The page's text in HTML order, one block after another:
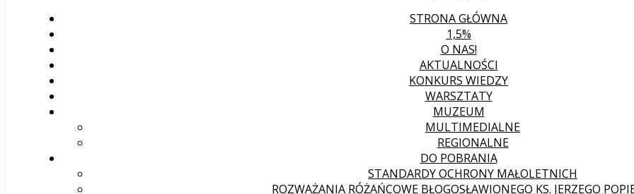
STRONA GŁÓWNA
1,5%
O NAS!
AKTUALNOŚCI
KONKURS WIEDZY
WARSZTATY
MUZEUM
MULTIMEDIALNE
REGIONALNE
DO POBRANIA
STANDARDY OCHRONY MAŁOLETNICH
ROZWAŻANIA RÓŻAŃCOWE BŁOGOSŁAWIONEGO KS. JERZEGO